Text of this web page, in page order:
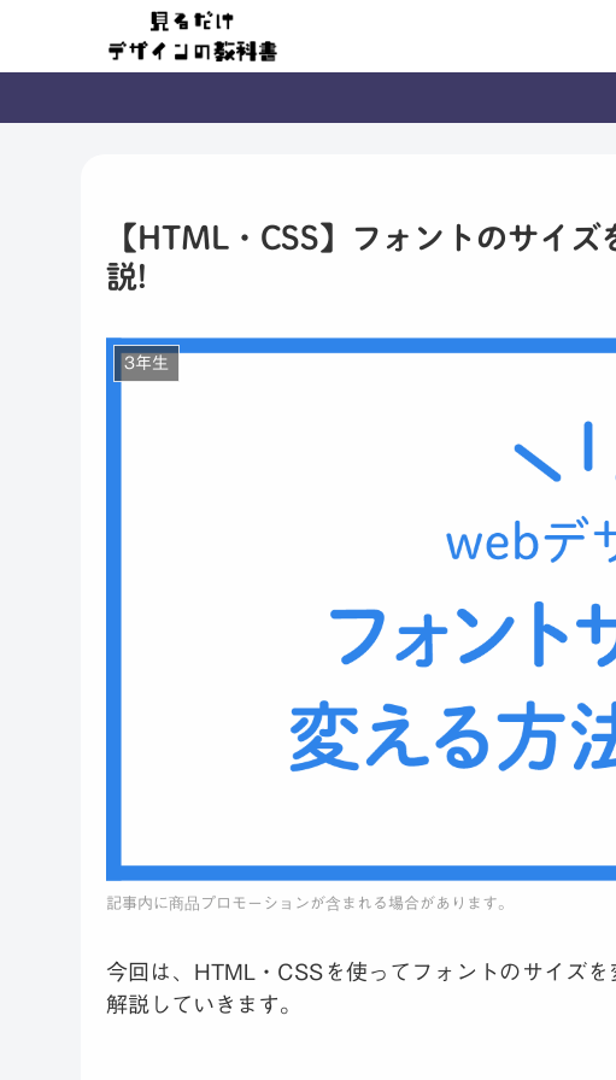
【HTML・CSS】フォントのサイ
説!
3年生
今回は、HTML・CSSを使ってフォントのサイズ
解説していきます。